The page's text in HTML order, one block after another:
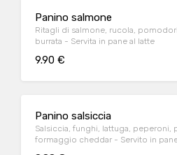
Panino salmone
Ritagli di salmone, rucola,
burrata - Servita in pane al latte
9.90 €
Panino salsiccia
Salsiccia, funghi, lattuga, peperoni,
formaggio cheddar - Servito in